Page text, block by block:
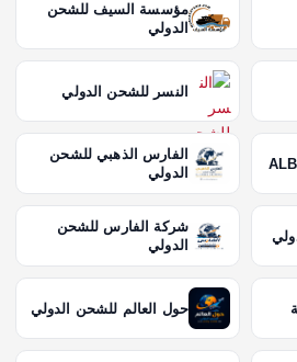
مؤسسة السيف للشحن
الدولي
النسر للشحن الدولي
الفارس الذهبي للشحن
الدولي
شركة الفارس للشحن
الدولي
حول العالم للشحن الدولي